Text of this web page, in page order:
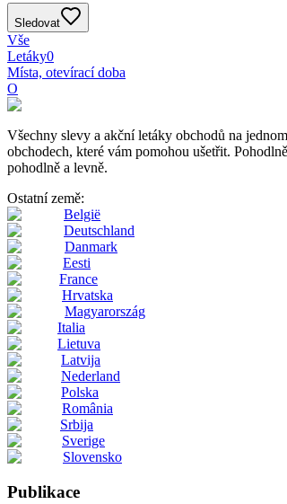
Sledovat
Vše
Letáky0
Místa, otevírací doba
O
Všechny slevy a akční letáky obchodů na
obchodech, které vám pomohou ušetřit.
pohodlně a levně.
Ostatní země:
België
Deutschland
Danmark
Eesti
France
Hrvatska
Magyarország
Italia
Lietuva
Latvija
Nederland
Polska
România
Srbija
Sverige
Slovensko
Publikace